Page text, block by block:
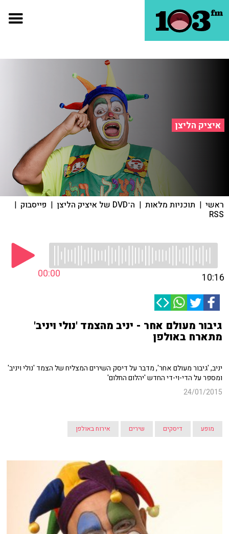
איציק הליצן
ראשי | תוכניות מלאות | ה־DVD של איציק הליצן | פייסבוק |
RSS
00:00 10:16
גיבור מעולם אחר - יניב מהצמד 'נולי ויניב'
מתארח באולפן
יניב, 'גיבור מעולם אחר', מדבר על דיסק השירים המצליח של הצמד 'נולי ויניב'
ומספר על הדי-וי-די החדש 'יהלום החלום'
24/01/2015
מופע דיסקים שירים אירוח באולפן